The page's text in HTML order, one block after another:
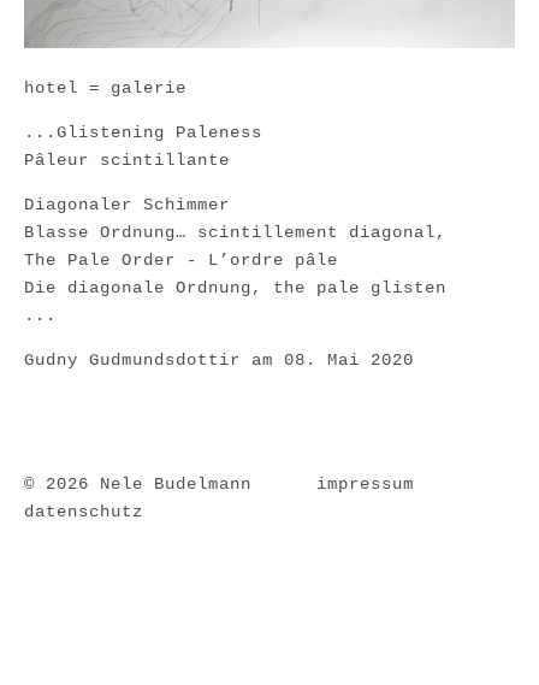
hotel = galerie
...Glistening Paleness
Pâleur scintillante
Diagonaler Schimmer
Blasse Ordnung… scintillement diagonal,
The Pale Order - L’ordre pâle
Die diagonale Ordnung, the pale glisten
...
Gudny Gudmundsdottir am 08. Mai 2020
© 2026 Nele Budelmann
impressum
datenschutz